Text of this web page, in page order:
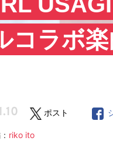
コラボ
ポスト
riko ito